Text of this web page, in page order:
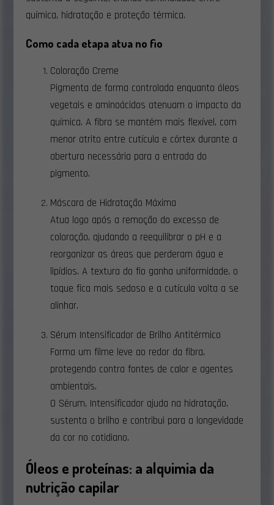
química, hidratação e proteção térmica.
Como cada etapa atua no fio
Coloração Creme
Pigmenta de forma controlada enquanto óleos
vegetais e aminoácidos atenuam o impacto da
química. A fibra se mantém mais flexível, com
menor atrito entre cutícula e córtex durante a
abertura necessária para a entrada do
pigmento.
Máscara de Hidratação Máxima
Atua logo após a remoção do excesso de
coloração, ajudando a reequilibrar o pH e a
reorganizar as áreas que perderam água e
lipídios. A textura do fio ganha uniformidade, o
toque fica mais sedoso e a cutícula volta a se
alinhar.
Sérum Intensificador de Brilho Antitérmico
Forma um filme leve ao redor da fibra,
protegendo contra fontes de calor e agentes
ambientais.
O Sérum, Intensificador ajuda na hidratação,
sustenta o brilho e contribui para a longevidade
da cor no cotidiano.
Óleos e proteínas: a alquimia da
nutrição capilar